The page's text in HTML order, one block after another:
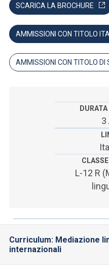
SEI UN DOCENTE O UN MEMBRO
SCARICA LA BROCHURE
AMMISSIONI CON TITOLO
AMMISSIONI CON TITOLO DI
3
L-12 R
Curriculum: Mediazione
internazionali